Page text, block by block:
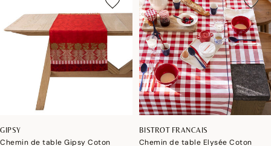
GIPSY
Chemin de table Gipsy Coton
BISTROT FRANCAIS
Chemin de table Elysée Coton